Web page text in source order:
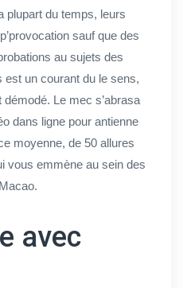
plupart du temps, leurs
sauf que des
au sujets des
un courant du le sens,
Le mec s’abrasa
dans ligne pour antienne
moyenne, de 50 allures
vous emmène au sein des
avec